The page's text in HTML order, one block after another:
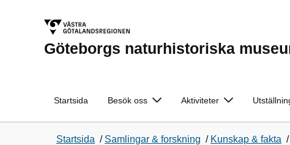
Göteborgs naturhistoriska
Startsida Besök oss Aktiviteter
Startsida / Samlingar & forskning / Kunskap & fakta /